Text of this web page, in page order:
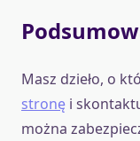
Masz dzieło, o
stronę i
można